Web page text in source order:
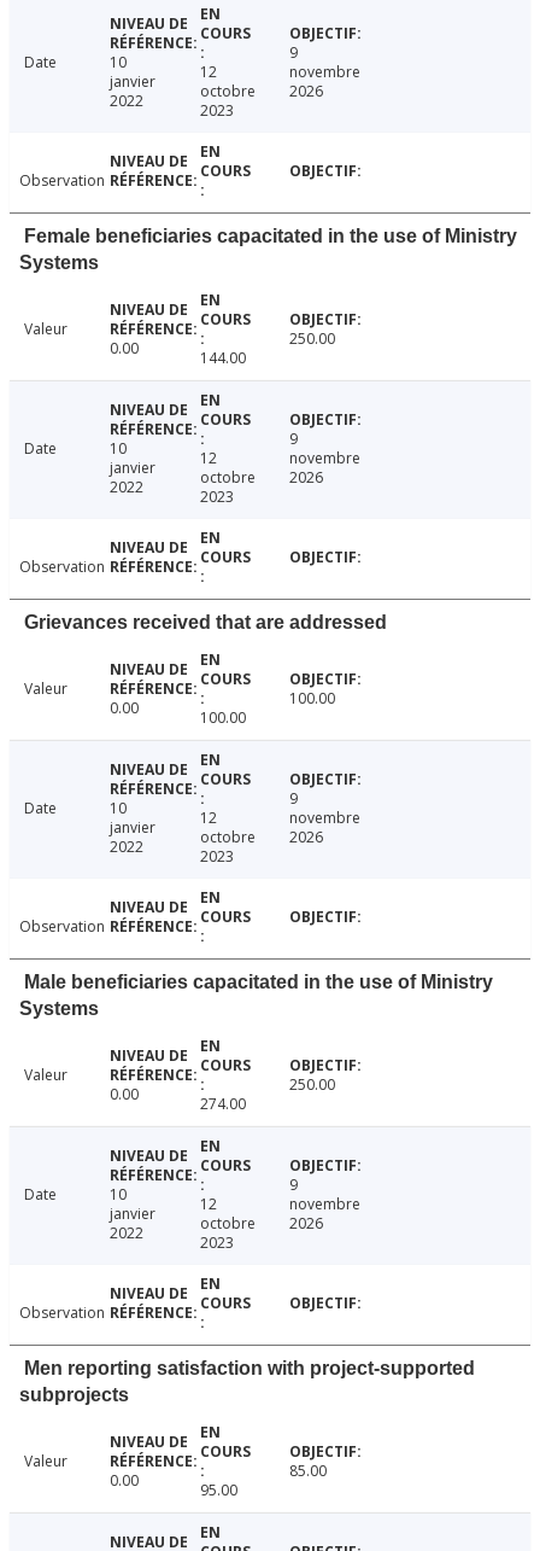
Date
10
janvier
2022
12
octobre
2023
9
novembre
2026
Observation
Female beneficiaries capacitated in the use of Ministry
Systems
Valeur
0.00
144.00
250.00
Date
10
janvier
2022
12
octobre
2023
9
novembre
2026
Observation
Grievances received that are addressed
Valeur
0.00
100.00
100.00
Date
10
janvier
2022
12
octobre
2023
9
novembre
2026
Observation
Male beneficiaries capacitated in the use of Ministry
Systems
Valeur
0.00
274.00
250.00
Date
10
janvier
2022
12
octobre
2023
9
novembre
2026
Observation
Men reporting satisfaction with project-supported
subprojects
Valeur
0.00
95.00
85.00